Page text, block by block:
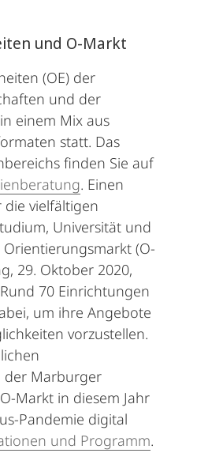
und O-Markt
(OE) der
und der
einem Mix aus
statt. Das
finden Sie auf
. Einen
vielfältigen
Universität und
(O-
29. Oktober 2020,
70 Einrichtungen
um ihre Angebote
vorzustellen.
der Marburger
Markt in diesem Jahr
Pandemie digital
und Programm.